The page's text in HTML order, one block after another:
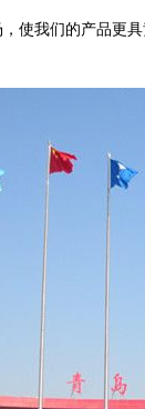
使我们的产品更